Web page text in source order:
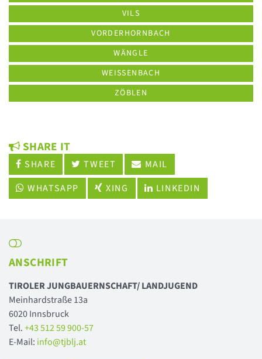
VILS
VORDERHORNBACH
WÄNGLE
WEISSENBACH
ZÖBLEN
SHARE IT
SHARE TWEET
MAIL
WHATSAPP
XING LINKEDIN
ANSCHRIFT
TIROLER JUNGBAUERNSCHAFT/ LANDJUGEND
Meinhardstraße 13a
6020 Innsbruck
Tel.+43 512 59 900-57
E-Mail: info@tjblj.at